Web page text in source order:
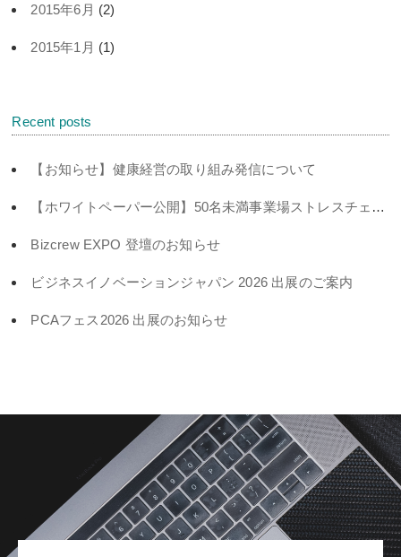
2015年6月 (2)
2015年1月 (1)
Recent posts
【お知らせ】健康経営の取り組み発信について
【ホワイトペーパー公開】50名未満事業場ストレスチェック義務化対策
Bizcrew EXPO 登壇のお知らせ
ビジネスイノベーションジャパン 2026 出展のご案内
PCAフェス2026 出展のお知らせ